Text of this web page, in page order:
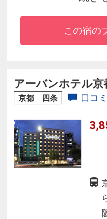
■ Wifi全館無料
■ 朝食は「焼きたてパ
載！大浴場も完備
■ 室ベッドにはシモン
レスを採用
この宿の
アーバンホテル
京都 四条 口コ